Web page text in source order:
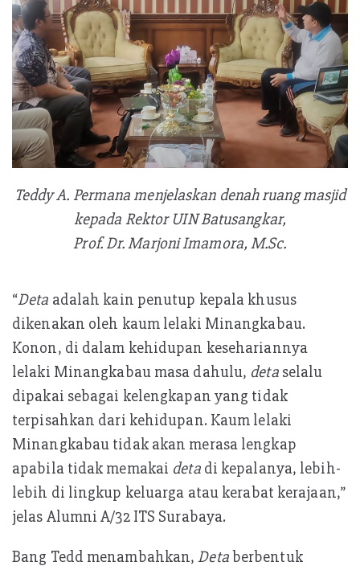
Teddy A. Permana menjelaskan denah ruang masjid
kepada Rektor UIN Batusangkar,
Prof. Dr. Marjoni Imamora, M.Sc.
“Deta adalah kain penutup kepala khusus
dikenakan oleh kaum lelaki Minangkabau.
Konon, di dalam kehidupan kesehariannya
lelaki Minangkabau masa dahulu, detaselalu
dipakai sebagai kelengkapan yang tidak
terpisahkan dari kehidupan. Kaum lelaki
Minangkabau tidak akan merasa lengkap
apabila tidak memakai detadi kepalanya, lebih-
lebih di lingkup keluarga atau kerabat kerajaan,”
jelas Alumni A/32 ITS Surabaya.
Bang Tedd menambahkan,Detaberbentuk